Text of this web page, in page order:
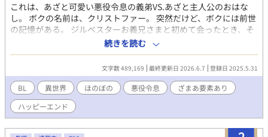
これは、あざと可愛い悪役令息の義弟VS.あざと主人公のおはな
し。 ボクの名前は、クリストファー。 突然だけど、ボクには前世
の記憶がある。 ジルベスターお義兄さまと初めて会ったとき、そ
のご尊顔を見て 「あああ！《《この人》》、知ってるう！悪役令
息っ！」 と思い出したのだ。 あ、この人ゲームの悪役じゃん、っ
て。 そう、俺が今いるこの世界は、ゲームの中の世界だったの！
そして、ボクは悪役令息ジルベスターの義弟に転生していたの
だ！ しかも、モブ。 繰り返します。ボクはモブ！！「完全なるモ
ブ」なのだ！ ゲームの中のボクには、モブすぎて名前もキャラデ
ザもなかった。 どおりで今まで毎日自分の顔をみてもなんにも思
い出さなかったわけだ！ ちなみに、ジルベスターお義兄さまは悪
役ながら非常に人気があった。 その理由の第一は、ビジュアル！
続きを読む
文字数 489,169 最終更新日 2026.6.7 登録日 2025.5.31
BL 異世界 ほのぼの 悪役令息
ざまあ要素あり
ハッピーエンド